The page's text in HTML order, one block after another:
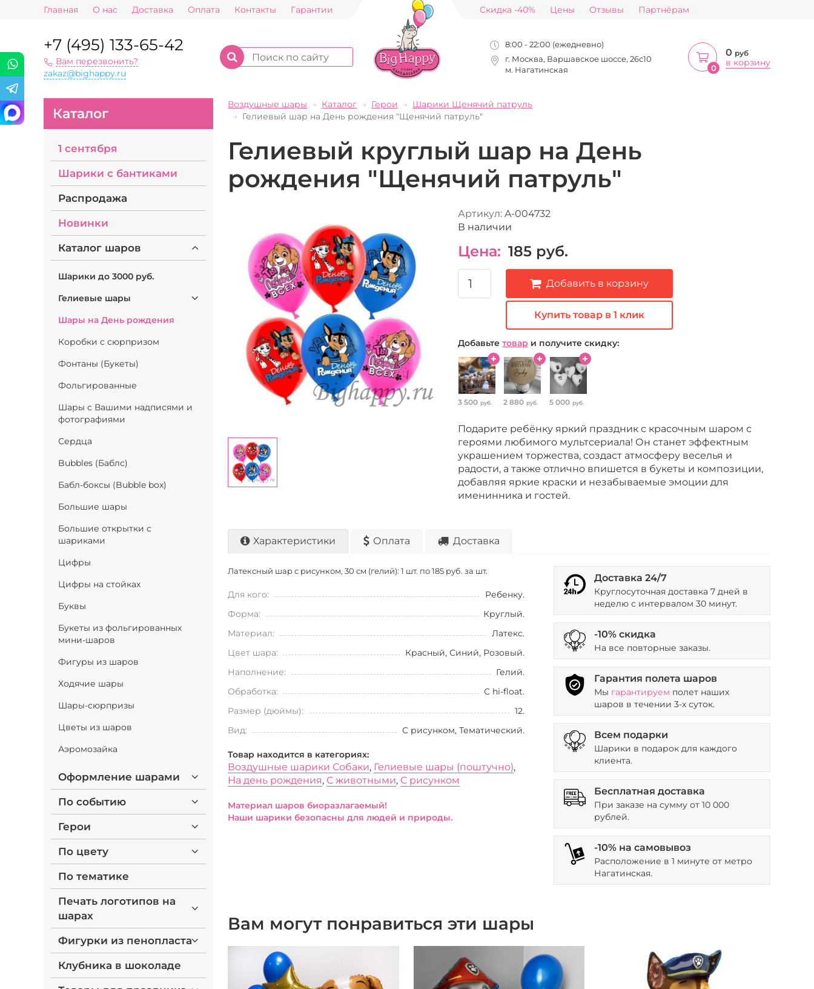
Главная О нас Доставка Оплата Контакты Гарантии Скидка -40% Цены Отзывы Партнёрам
+7 (495) 133-65-42
Вам перезвонить?
zakaz@bighappy.ru
8:00 - 22:00 (ежедневно)
г. Москва, Варшавское шоссе, 26с10
м. Нагатинская
0
0 руб
в корзину
Каталог
1 сентября
Шарики с бантиками
Распродажа
Новинки
Каталог шаров
Шарики до 3000 руб.
Гелиевые шары
Шары на День рождения
Коробки с сюрпризом
Фонтаны (Букеты)
Фольгированные
Шары с Вашими надписями и
фотографиями
Сердца
Bubbles (Баблс)
Бабл-боксы (Bubble box)
Большие шары
Большие открытки с
шариками
Цифры
Цифры на стойках
Буквы
Букеты из фольгированных
мини-шаров
Фигуры из шаров
Ходячие шары
Шары-сюрпризы
Цветы из шаров
Аэромозайка
Оформление шарами
По событию
Герои
По цвету
По тематике
Печать логотипов на
шарах
Фигурки из пенопласта
Клубника в шоколаде
Воздушные шары Каталог Герои
Шарики Щенячий патруль
Гелиевый шар на День рождения "Щенячий патруль"
Гелиевый круглый шар на День
рождения "Щенячий патруль"
Артикул: A-004732
В наличии
Цена: 185 руб.
Добавить в корзину
Купить товар в 1 клик
Добавьте товар и получите скидку:
3 500 руб. 2 880 руб. 5 000 руб.
Подарите ребёнку яркий праздник с красочным шаром с
героями любимого мультсериала! Он станет эффектным
украшением торжества, создаст атмосферу веселья и
радости, а также отлично впишется в букеты и композиции,
добавляя яркие краски и незабываемые эмоции для
именинника и гостей.
Характеристики Оплата Доставка
Латексный шар с рисунком, 30 см (гелий): 1 шт. по 185 руб. за шт.
Для кого:
Ребенку.
Форма:
Круглый.
Материал:
Латекс.
Цвет шара:
Красный, Синий, Розовый.
Наполнение:
Гелий.
Обработка:
С hi-float.
Размер (дюймы):
12.
Вид:
С рисунком, Тематический.
Товар находится в категориях:
Воздушные шарики Собаки, Гелиевые шары (поштучно),
На день рождения, С животными, С рисунком
Материал шаров биоразлагаемый!
Наши шарики безопасны для людей и природы.
Доставка 24/7
Круглосуточная доставка 7 дней в
неделю с интервалом 30 минут.
-10% скидка
На все повторные заказы.
Гарантия полета шаров
Мы гарантируем полет наших
шаров в течении 3-х суток.
Всем подарки
Шарики в подарок для каждого
клиента.
Бесплатная доставка
При заказе на сумму от 10 000
рублей.
-10% на самовывоз
Расположение в 1 минуте от метро
Нагатинская.
Вам могут понравиться эти шары